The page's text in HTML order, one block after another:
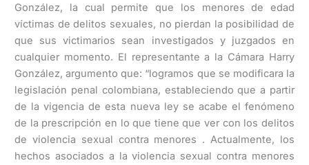
González, la cual permite que los menores de edad
víctimas de delitos sexuales, no pierdan la posibilidad de
que sus victimarios sean investigados y juzgados en
cualquier momento. El representante a la Cámara Harry
González, argumento que: “logramos que se modificara la
legislación penal colombiana, estableciendo que a partir
de la vigencia de esta nueva ley se acabe el fenómeno
de la prescripción en lo que tiene que ver con los delitos
de violencia sexual contra menores . Actualmente, los
hechos asociados a la violencia sexual contra menores